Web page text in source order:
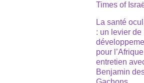
Times of
La santé
: un levier de
pour
entretien
Benjamin